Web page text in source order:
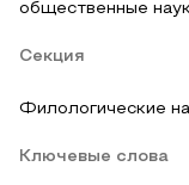
общественные
Секция
Филологические
Ключевые слова